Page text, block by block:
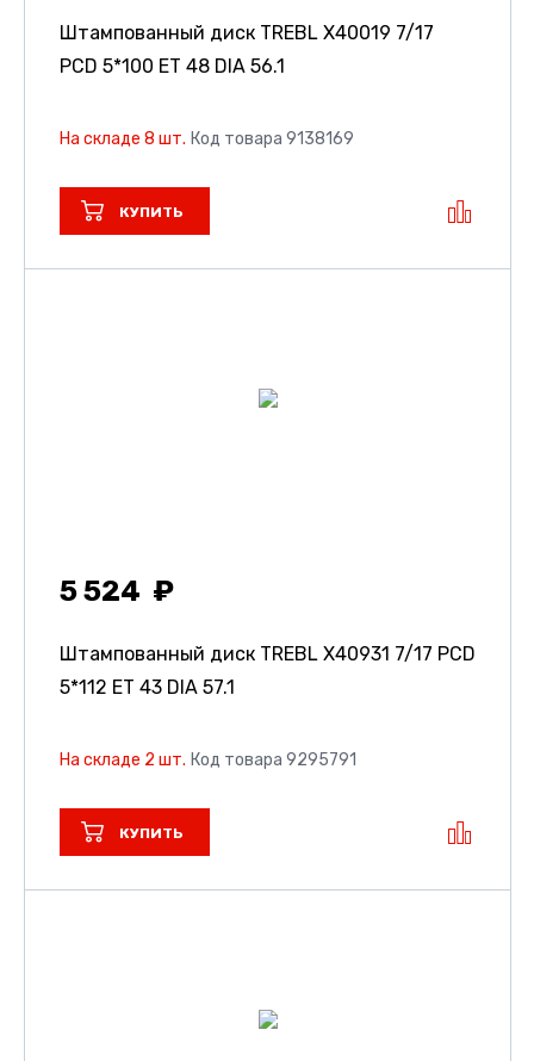
Штампованный диск TREBL X40019 7/17
PCD 5*100 ET 48 DIA 56.1
На складе 8 шт. Код товара 9138169
КУПИТЬ
5 524
Штампованный диск TREBL X40931 7/17 PCD
5*112 ET 43 DIA 57.1
На складе 2 шт. Код товара 9295791
КУПИТЬ